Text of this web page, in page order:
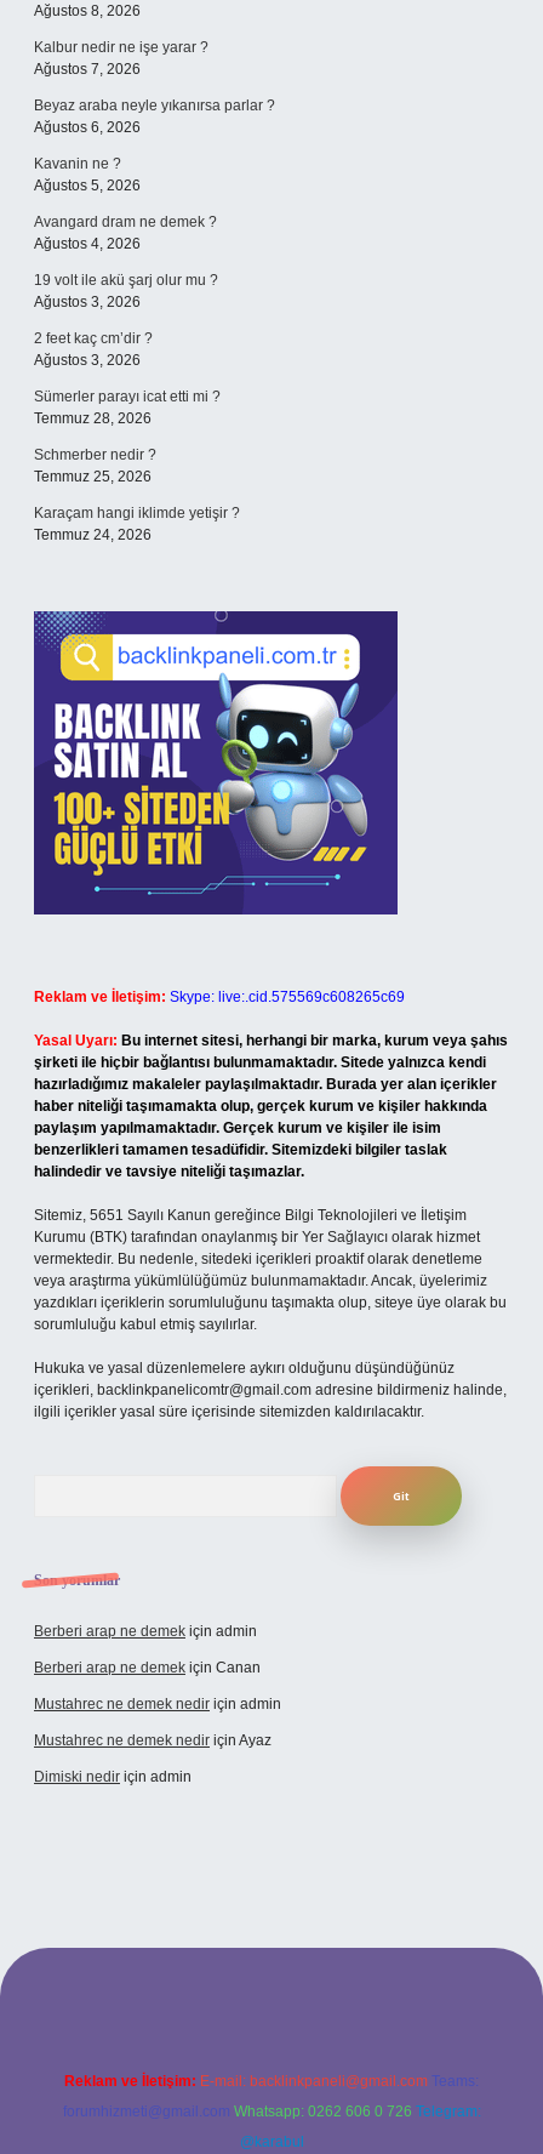
Ağustos 8, 2026
Kalbur nedir ne işe yarar ?
Ağustos 7, 2026
Beyaz araba neyle yıkanırsa parlar ?
Ağustos 6, 2026
Kavanin ne ?
Ağustos 5, 2026
Avangard dram ne demek ?
Ağustos 4, 2026
19 volt ile akü şarj olur mu ?
Ağustos 3, 2026
2 feet kaç cm’dir ?
Ağustos 3, 2026
Sümerler parayı icat etti mi ?
Temmuz 28, 2026
Schmerber nedir ?
Temmuz 25, 2026
Karaçam hangi iklimde yetişir ?
Temmuz 24, 2026
Reklam ve İletişim: Skype: live:.cid.575569c608265c69
Yasal Uyarı: Bu internet sitesi, herhangi bir marka, kurum veya şahıs
şirketi ile hiçbir bağlantısı bulunmamaktadır. Sitede yalnızca kendi
hazırladığımız makaleler paylaşılmaktadır. Burada yer alan içerikler
haber niteliği taşımamakta olup, gerçek kurum ve kişiler hakkında
paylaşım yapılmamaktadır. Gerçek kurum ve kişiler ile isim
benzerlikleri tamamen tesadüfidir. Sitemizdeki bilgiler taslak
halindedir ve tavsiye niteliği taşımazlar.
Sitemiz, 5651 Sayılı Kanun gereğince Bilgi Teknolojileri ve İletişim
Kurumu (BTK) tarafından onaylanmış bir Yer Sağlayıcı olarak hizmet
vermektedir. Bu nedenle, sitedeki içerikleri proaktif olarak denetleme
veya araştırma yükümlülüğümüz bulunmamaktadır. Ancak, üyelerimiz
yazdıkları içeriklerin sorumluluğunu taşımakta olup, siteye üye olarak bu
sorumluluğu kabul etmiş sayılırlar.
Hukuka ve yasal düzenlemelere aykırı olduğunu düşündüğünüz
içerikleri, backlinkpanelicomtr@gmail.com adresine bildirmeniz halinde,
ilgili içerikler yasal süre içerisinde sitemizden kaldırılacaktır.
Son yorumlar
Berberi arap ne demek için admin
Berberi arap ne demek için Canan
Mustahrec ne demek nedir için admin
Mustahrec ne demek nedir için Ayaz
Dimiski nedir için admin
güncel adresi
Reklam ve İletişim: E-mail: backlinkpaneli@gmail.com Teams:
forumhizmeti@gmail.com Whatsapp: 0262 606 0 726 Telegram:
@karabul